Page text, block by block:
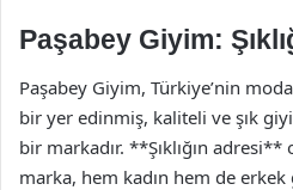
Paşabey Giyim:
Paşabey Giyim, Türkiye’nin
bir yer edinmiş, kaliteli ve şık
bir markadır. **Şıklığın
marka, hem kadın hem de